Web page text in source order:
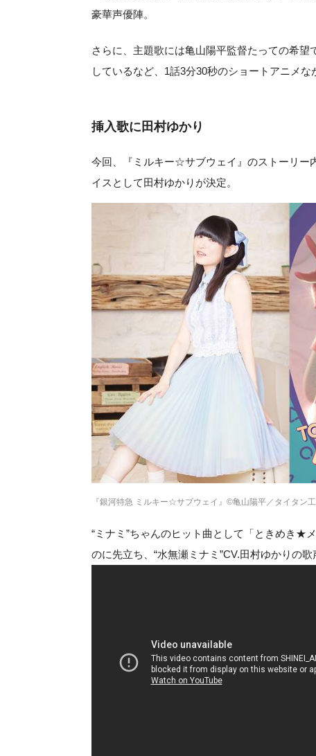
豪華声優陣。
さらに、主題歌には亀山陽平監督たっての希
しているなど、1話3分30秒のショートアニメな
挿入歌に田村ゆかり
今回、『ミルキー☆サブウェイ』のストーリー
イスとして田村ゆかりが決定。
『銀河特急 ミルキー☆サブウェイ』©亀山陽平／タイタン
“ミナミ”ちゃんのヒット曲として「ときめき★
のに先立ち、“水無瀬ミナミ”CV.田村ゆかりの